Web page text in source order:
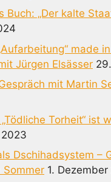
Buch: „Der kalte
made
Jürgen Elsässer
mit Martin
Torheit“ ist
Dschihadsystem –
Sommer 1.